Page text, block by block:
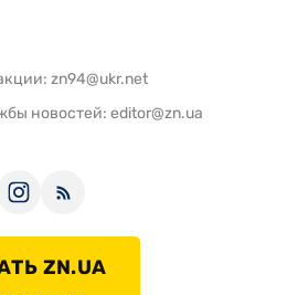
zn94@ukr.net
новостей: editor@zn.ua
ZN.UA